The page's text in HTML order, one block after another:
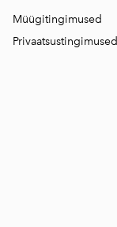
Müügitingimused
Privaatsustingimused